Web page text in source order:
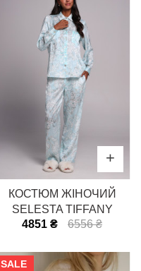
КОСТЮМ ЖІНОЧИЙ
SELESTA TIFFANY
4851 ₴
6556 ₴
SALE